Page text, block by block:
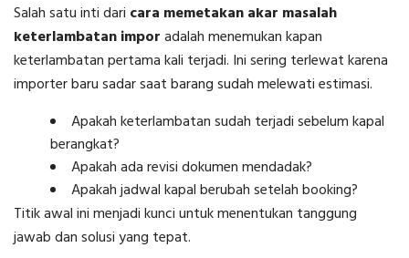
Salah satu inti dari cara memetakan akar masalah
keterlambatan imporadalah menemukan kapan
keterlambatan pertama kali terjadi. Ini sering terlewat karena
importer baru sadar saat barang sudah melewati estimasi.
Apakah keterlambatan sudah terjadi sebelum kapal
berangkat?
Apakah ada revisi dokumen mendadak?
Apakah jadwal kapal berubah setelah booking?
Titik awal ini menjadi kunci untuk menentukan tanggung
jawab dan solusi yang tepat.